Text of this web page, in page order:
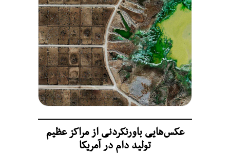
عکس‌هایی باورنکردنی از مراکز عظیم
تولید دام در آمریکا